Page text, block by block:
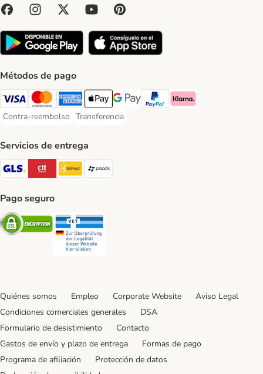
Métodos de pago
Visa Payment Method
Mastercard Payment Method
American Express Payment Method
Apple Pay Payment Method
Google Pay Payment Method
PayPal Payment Method
Klarna Payment Method
Contra-reembolso
Contra-reembolso Payment Method
Transferencia
Transferencia Payment Method
Servicios de entrega
GLS Shipping Method
CTTExpress Shipping Method
InPost Shipping Method
paack Shipping Method
Pago seguro
Security
Quiénes somos Empleo Corporate Website
Aviso Legal
Condiciones comerciales generales
DSA
Formulario de desistimiento
Contacto
Gastos de envío y plazo de entrega
Formas de pago
Programa de afiliación
Protección de datos